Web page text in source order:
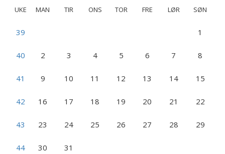
UKE MAN TIR ONS TOR FRE LØR SØN
39 1
40 2 3 4 5 6 7 8
41 9 10 11 12 13 14 15
42 16 17 18 19 20 21 22
43 23 24 25 26 27 28 29
44 30 31